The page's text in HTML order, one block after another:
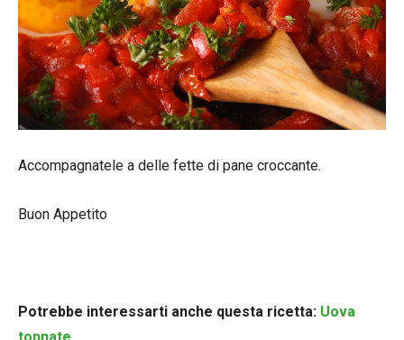
Accompagnatele a delle fette di pane croccante.
Buon Appetito
Potrebbe interessarti anche questa ricetta: Uova